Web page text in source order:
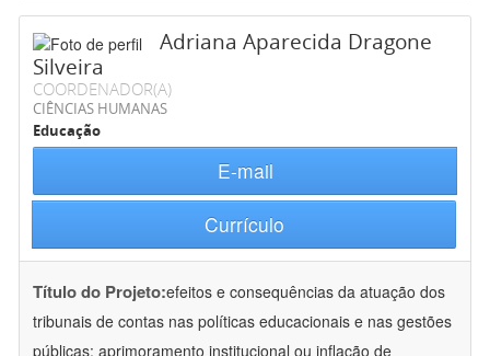
Adriana Aparecida Dragone
Silveira
COORDENADOR(A)
CIÊNCIAS HUMANAS
Educação
E-mail
Currículo
Título do Projeto:efeitos e consequências da atuação dos
tribunais de contas nas políticas educacionais e nas gestões
públicas: aprimoramento institucional ou inflação de